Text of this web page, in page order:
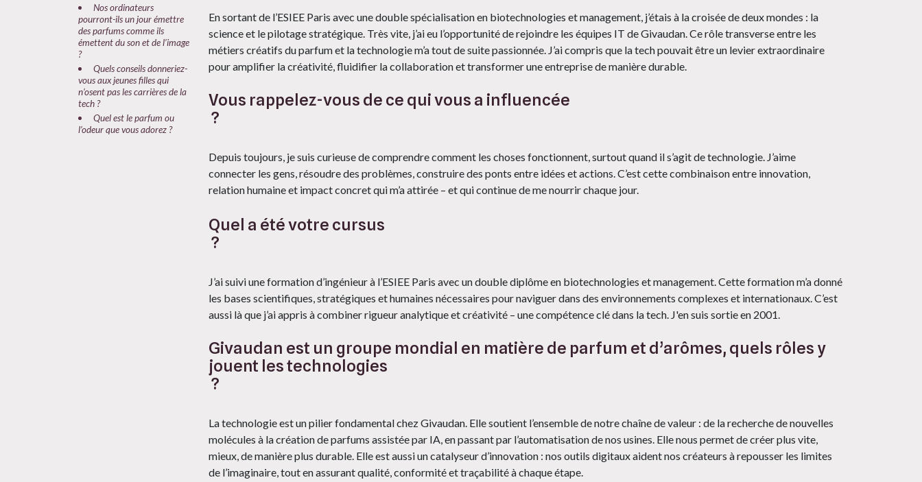
Nos ordinateurs
pourront-ils un jour émettre
des parfums comme ils
émettent du son et de l’image
?
Quels conseils donneriez-
vous aux jeunes filles qui
n’osent pas les carrières de la
tech ?
Quel est le parfum ou
l’odeur que vous adorez ?
En sortant de l’ESIEE Paris avec une double spécialisation en biotechnologies et management, j’étais à la croisée de deux mondes : la
science et le pilotage stratégique. Très vite, j’ai eu l’opportunité de rejoindre les équipes IT de Givaudan. Ce rôle transverse entre les
métiers créatifs du parfum et la technologie m’a tout de suite passionnée. J’ai compris que la tech pouvait être un levier extraordinaire
pour amplifier la créativité, fluidifier la collaboration et transformer une entreprise de manière durable.
Vous rappelez-vous de ce qui vous a influencée
?
Depuis toujours, je suis curieuse de comprendre comment les choses fonctionnent, surtout quand il s’agit de technologie. J’aime
connecter les gens, résoudre des problèmes, construire des ponts entre idées et actions. C’est cette combinaison entre innovation,
relation humaine et impact concret qui m’a attirée – et qui continue de me nourrir chaque jour.
Quel a été votre cursus
?
J’ai suivi une formation d’ingénieur à l’ESIEE Paris avec un double diplôme en biotechnologies et management. Cette formation m’a donné
les bases scientifiques, stratégiques et humaines nécessaires pour naviguer dans des environnements complexes et internationaux. C’est
aussi là que j’ai appris à combiner rigueur analytique et créativité – une compétence clé dans la tech. J'en suis sortie en 2001.
Givaudan est un groupe mondial en matière de parfum et d’arômes, quels rôles y
jouent les technologies
?
La technologie est un pilier fondamental chez Givaudan. Elle soutient l’ensemble de notre chaîne de valeur : de la recherche de nouvelles
molécules à la création de parfums assistée par IA, en passant par l’automatisation de nos usines. Elle nous permet de créer plus vite,
mieux, de manière plus durable. Elle est aussi un catalyseur d’innovation : nos outils digitaux aident nos créateurs à repousser les limites
de l’imaginaire, tout en assurant qualité, conformité et traçabilité à chaque étape.